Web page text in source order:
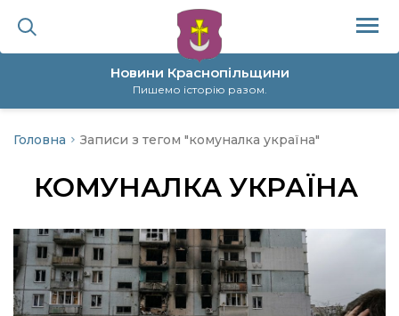
Новини Краснопільщини
Пишемо історію разом.
політика
Головна Записи з тегом "комуналка україна"
КОМУНАЛКА УКРАЇНА